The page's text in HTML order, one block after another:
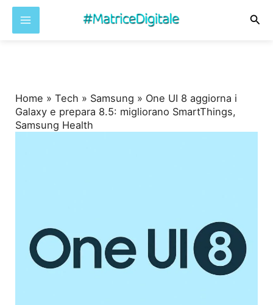
Home »Tech » Samsung » One UI 8 aggiorna i
Galaxy e prepara 8.5: migliorano SmartThings,
Samsung Health